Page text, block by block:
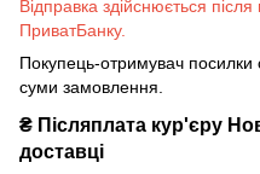
Відправка здійснюється
ПриватБанку.
Покупець-отримувач посилки
суми замовлення.
₴ Післяплата кур'єру
доставці